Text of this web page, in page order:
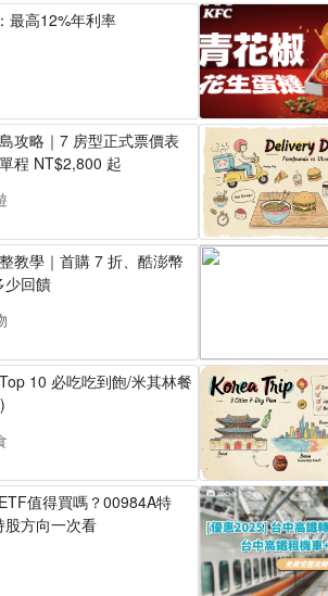
最高12%年利率
攻略｜7 房型正式票價表
程 NT$2,800 起
教學｜首購 7 折、酷澎幣
少回饋
10 必吃吃到飽/米其林餐
值得買嗎？00984A特
股方向一次看